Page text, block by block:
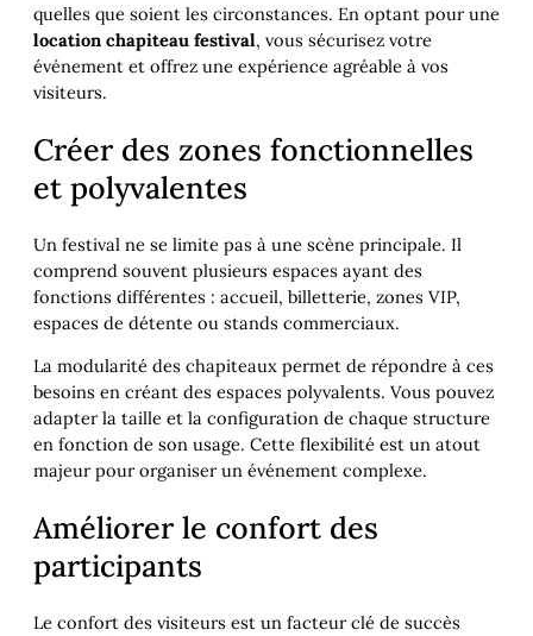
quelles que soient les circonstances. En optant pour une
location chapiteau festival, vous sécurisez votre
événement et offrez une expérience agréable à vos
visiteurs.
Créer des zones fonctionnelles
et polyvalentes
Un festival ne se limite pas à une scène principale. Il
comprend souvent plusieurs espaces ayant des
fonctions différentes : accueil, billetterie, zones VIP,
espaces de détente ou stands commerciaux.
La modularité des chapiteaux permet de répondre à ces
besoins en créant des espaces polyvalents. Vous pouvez
adapter la taille et la configuration de chaque structure
en fonction de son usage. Cette flexibilité est un atout
majeur pour organiser un événement complexe.
Améliorer le confort des
participants
Le confort des visiteurs est un facteur clé de succès